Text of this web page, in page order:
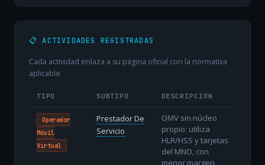
📋 ACTIVIDADES REGISTRADAS
Cada actividad enlaza a su página oficial con la normativa
aplicable.
TIPO SUBTIPO DESCRIPCIÓN
Operador
Móvil
Virtual
Prestador De
Servicio
OMV sin núcleo
propio: utiliza
HLR/HSS y tarjetas
del MNO, con
menor margen